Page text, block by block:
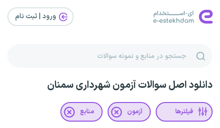
ورود | ثبت‌ نام
دانلود اصل سوالات آزمون شهرداری سمنان
فیلترها آزمون منابع